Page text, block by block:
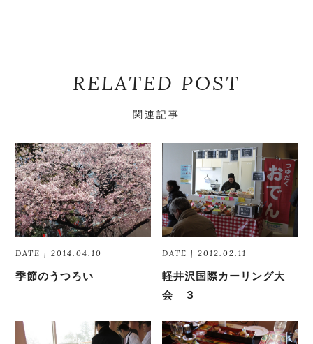
RELATED POST
関連記事
DATE | 2014.04.10
季節のうつろい
DATE | 2012.02.11
軽井沢国際カーリング大
会 ３